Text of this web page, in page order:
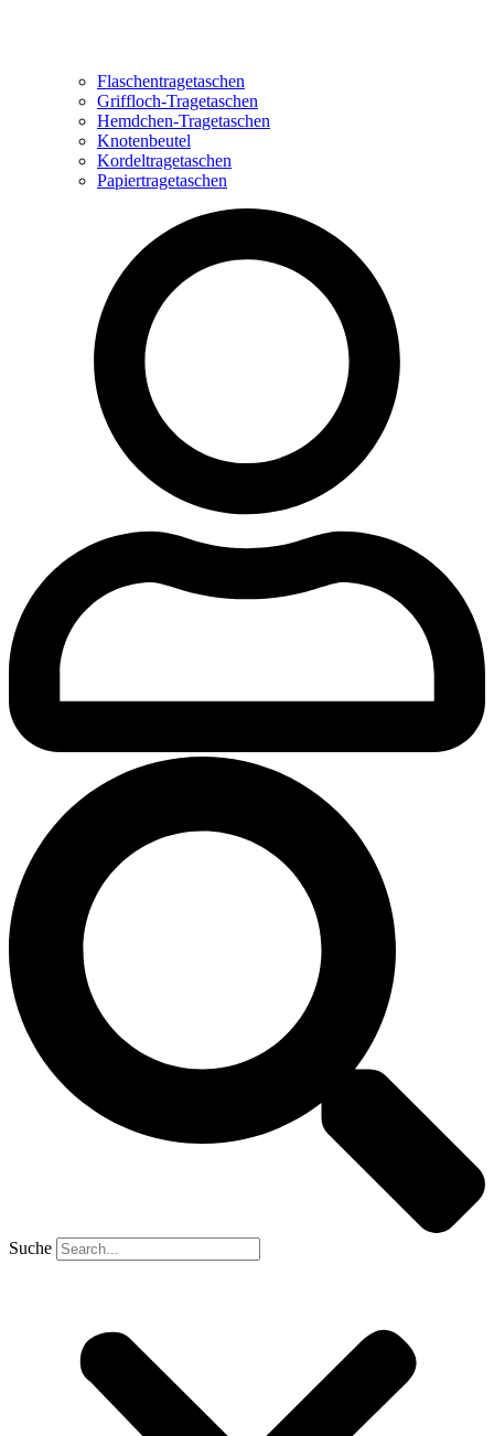
Flaschentragetaschen
Griffloch-Tragetaschen
Hemdchen-Tragetaschen
Knotenbeutel
Kordeltragetaschen
Papiertragetaschen
Suche